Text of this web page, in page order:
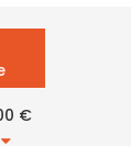
€